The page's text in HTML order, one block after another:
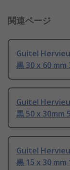
関連ページ
Guitel Hervieu
黒 30 x 60 mm
Guitel Hervieu
黒 50 x 30mm
Guitel Hervieu
黒 15 x 30 mm